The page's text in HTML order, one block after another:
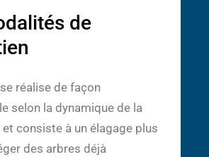
de
réalise de façon
selon la dynamique de la
consiste à un élagage plus
des arbres déjà